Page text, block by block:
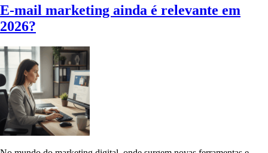
E-mail marketing ainda é relevante em
2026?